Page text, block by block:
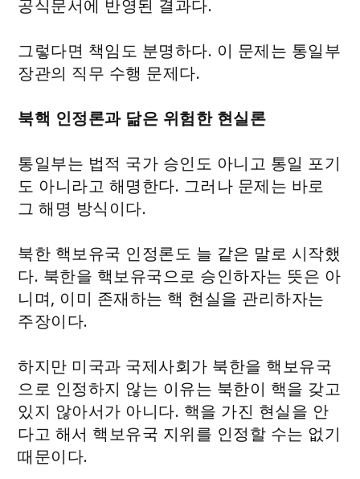
공식문서에 반영된 결과다.
그렇다면 책임도 분명하다. 이 문제는 통일부
장관의 직무 수행 문제다.
북핵 인정론과 닮은 위험한 현실론
통일부는 법적 국가 승인도 아니고 통일 포기
도 아니라고 해명한다. 그러나 문제는 바로
그 해명 방식이다.
북한 핵보유국 인정론도 늘 같은 말로 시작했
다. 북한을 핵보유국으로 승인하자는 뜻은 아
니며, 이미 존재하는 핵 현실을 관리하자는
주장이다.
하지만 미국과 국제사회가 북한을 핵보유국
으로 인정하지 않는 이유는 북한이 핵을 갖고
있지 않아서가 아니다. 핵을 가진 현실을 안
다고 해서 핵보유국 지위를 인정할 수는 없기
때문이다.